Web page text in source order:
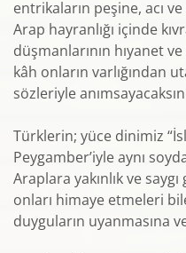
entrikaların peşine, acı
Arap hayranlığı içinde
düşmanlarının hıyanet
kâh onların varlığından
sözleriyle
Türklerin; yüce dinimiz
Peygamber’iyle aynı
Araplara yakınlık ve
onları himaye etmeleri
duyguların uyanmasına